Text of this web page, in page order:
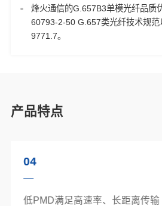
烽火通信的G.657B3单模光纤品质
60793-2-50 G.657类光纤技术规
9771.7。
产品特点
04
低PMD满足高速率、长距离传输